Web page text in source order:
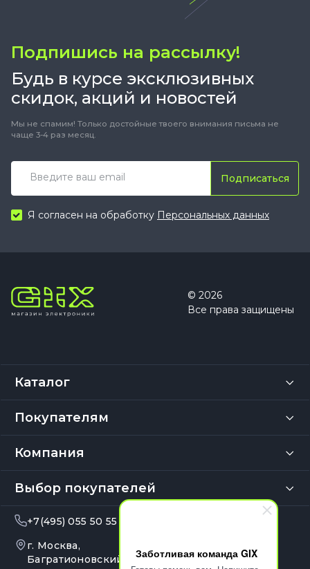
Заботливая команда GIX
Подпишись на рассылку!
Будь в курсе эксклюзивных
скидок, акций и новостей
Мы не спамим! Только достойные твоего внимания письма не
чаще 3-4 раз месяц.
Подписаться
Я согласен на обработку Персональных данных
© 2026
Все права защищены
Каталог
Покупателям
Компания
Выбор покупателей
+7(495) 055 50 55
г. Москва,
Багратионовский
Ежедневно